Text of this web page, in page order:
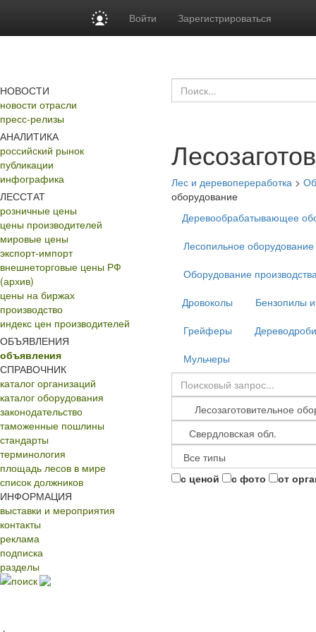
Войти Зарегистрироваться
НОВОСТИ
новости отрасли
пресс-релизы
АНАЛИТИКА
российский рынок
публикации
инфографика
ЛЕССТАТ
розничные цены
цены производителей
мировые цены
экспорт-импорт
внешнеторговые цены РФ
(архив)
цены на биржах
производство
индекс цен производителей
ОБЪЯВЛЕНИЯ
объявления
СПРАВОЧНИК
каталог организаций
каталог оборудования
законодательство
таможенные пошлины
стандарты
терминология
площадь лесов в мире
список должников
ИНФОРМАЦИЯ
выставки и мероприятия
контакты
реклама
подписка
разделы
поиск
Лес и деревопереработка >
оборудование
Деревообрабатывающее
Лесопильное оборудование
Оборудование
Дровоколы
Бензопилы
Грейферы
Мульчеры
с ценой с фото от